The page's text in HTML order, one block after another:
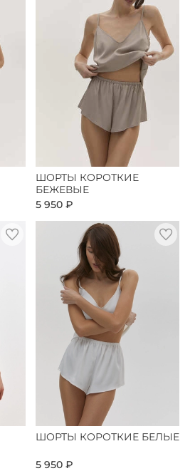
ШОРТЫ КОРОТКИЕ
БЕЖЕВЫЕ
5 950 ₽
ШОРТЫ КОРОТКИЕ БЕЛЫЕ
5 950 ₽